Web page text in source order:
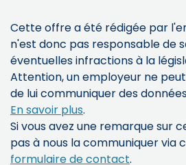
Cette offre a été rédigée par
n'est donc pas responsable de
éventuelles infractions à la
Attention, un employeur ne
de lui communiquer des
En savoir plus.
Si vous avez une remarque sur
pas à nous la communiquer via
formulaire de contact.